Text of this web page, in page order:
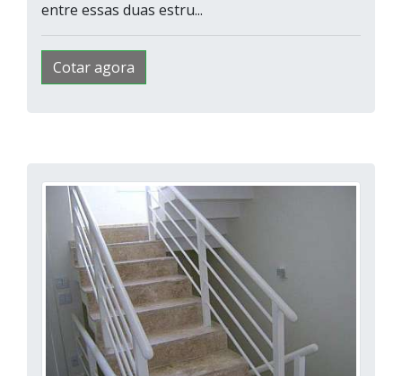
entre essas duas estru...
Cotar agora